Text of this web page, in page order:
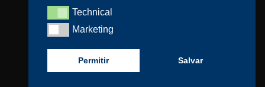
TechnicalTechnical
MarketingMarketing
Permitir Salvar
Livro de Reclamações
Política de privacidade
Acessibilidade
Política de cookies